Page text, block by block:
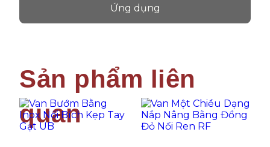
Ứng dụng